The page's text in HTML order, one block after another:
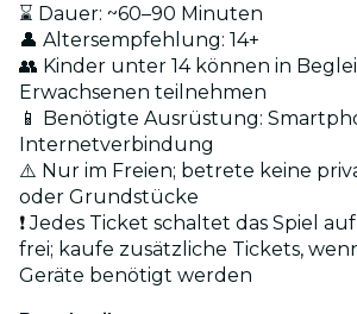
⌛ Dauer: ~60–90 Minuten
👤 Altersempfehlung: 14+
👥 Kinder unter 14 können in
Erwachsenen teilnehmen
📱 Benötigte Ausrüstung:
Internetverbindung
⚠️ Nur im Freien; betrete keine
oder Grundstücke
❗ Jedes Ticket schaltet das Spiel
frei; kaufe zusätzliche Tickets,
Geräte benötigt werden